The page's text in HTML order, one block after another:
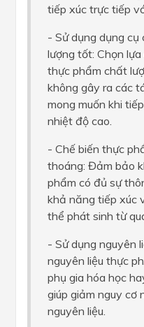
tiếp xúc trực tiếp
- Sử dụng dụng
lượng tốt: Chọn
thực phẩm chất
không gây ra các
mong muốn khi
nhiệt độ cao.
- Chế biến thực
thoáng: Đảm bảo
phẩm có đủ sự
khả năng tiếp xúc
thể phát sinh từ
- Sử dụng nguyên
nguyên liệu thực
phụ gia hóa học
giúp giảm nguy cơ
nguyên liệu.